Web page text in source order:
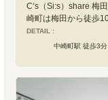
C‘s（Si:s）share 梅
崎町は梅田から徒歩
DETAIL :
中崎町駅 徒歩3